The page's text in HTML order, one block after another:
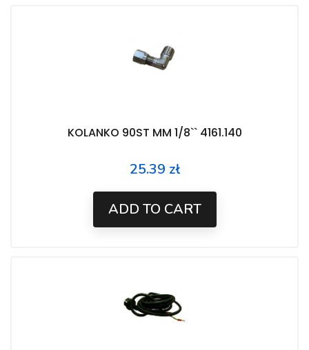
KOLANKO 90ST MM 1/8`` 4161.140
Price
25.39 zł
ADD TO CART